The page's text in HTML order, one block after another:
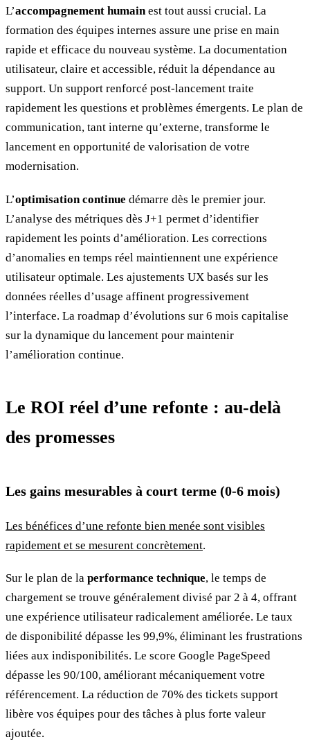
L’accompagnement humainest tout aussi crucial. La
formation des équipes internes assure une prise en main
rapide et efficace du nouveau système. La documentation
utilisateur, claire et accessible, réduit la dépendance au
support. Un support renforcé post-lancement traite
rapidement les questions et problèmes émergents. Le plan de
communication, tant interne qu’externe, transforme le
lancement en opportunité de valorisation de votre
modernisation.
L’optimisation continue démarre dès le premier jour.
L’analyse des métriques dès J+1 permet d’identifier
rapidement les points d’amélioration. Les corrections
d’anomalies en temps réel maintiennent une expérience
utilisateur optimale. Les ajustements UX basés sur les
données réelles d’usage affinent progressivement
l’interface. La roadmap d’évolutions sur 6 mois capitalise
sur la dynamique du lancement pour maintenir
l’amélioration continue.
Le ROI réel d’une refonte : au-delà
des promesses
Les gains mesurables à court terme (0-6 mois)
Les bénéfices d’une refonte bien menée sont visibles
rapidement et se mesurent concrètement.
Sur le plan de la performance technique, le temps de
chargement se trouve généralement divisé par 2 à 4, offrant
une expérience utilisateur radicalement améliorée. Le taux
de disponibilité dépasse les 99,9%, éliminant les frustrations
liées aux indisponibilités. Le score Google PageSpeed
dépasse les 90/100, améliorant mécaniquement votre
référencement. La réduction de 70% des tickets support
libère vos équipes pour des tâches à plus forte valeur
ajoutée.